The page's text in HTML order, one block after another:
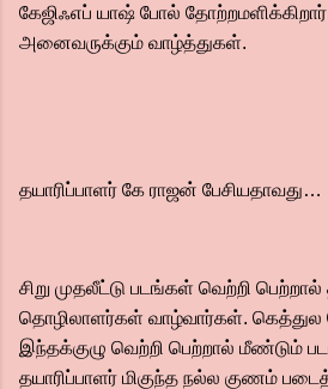
கேஜிஃஎப் யாஷ் போல்
அனைவருக்கும் வாழ்த்துகள்.
தயாரிப்பாளர் கே ராஜன் பேசியதாவது…
சிறு முதலீட்டு படங்கள் வெற்றி
தொழிலாளர்கள் வாழ்வார்கள். கெத்துல
இந்தக்குழு வெற்றி பெற்றால் மீண்டும்
தயாரிப்பாளர் மிகுந்த நல்ல குணம்